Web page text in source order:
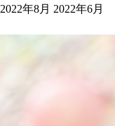
2022年8月 2022年6月